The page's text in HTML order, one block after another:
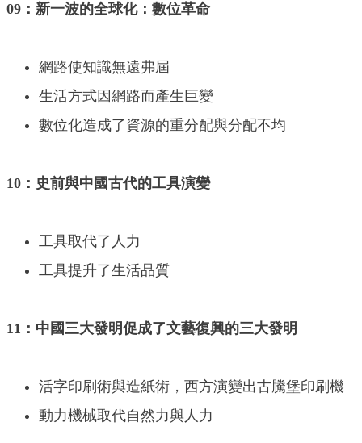
09：新一波的全球化：數位革命
網路使知識無遠弗屆
生活方式因網路而產生巨變
數位化造成了資源的重分配與分配不均
10：史前與中國古代的工具演變
工具取代了人力
工具提升了生活品質
11：中國三大發明促成了文藝復興的三大發明
活字印刷術與造紙術，西方演變出古騰堡印刷機
動力機械取代自然力與人力